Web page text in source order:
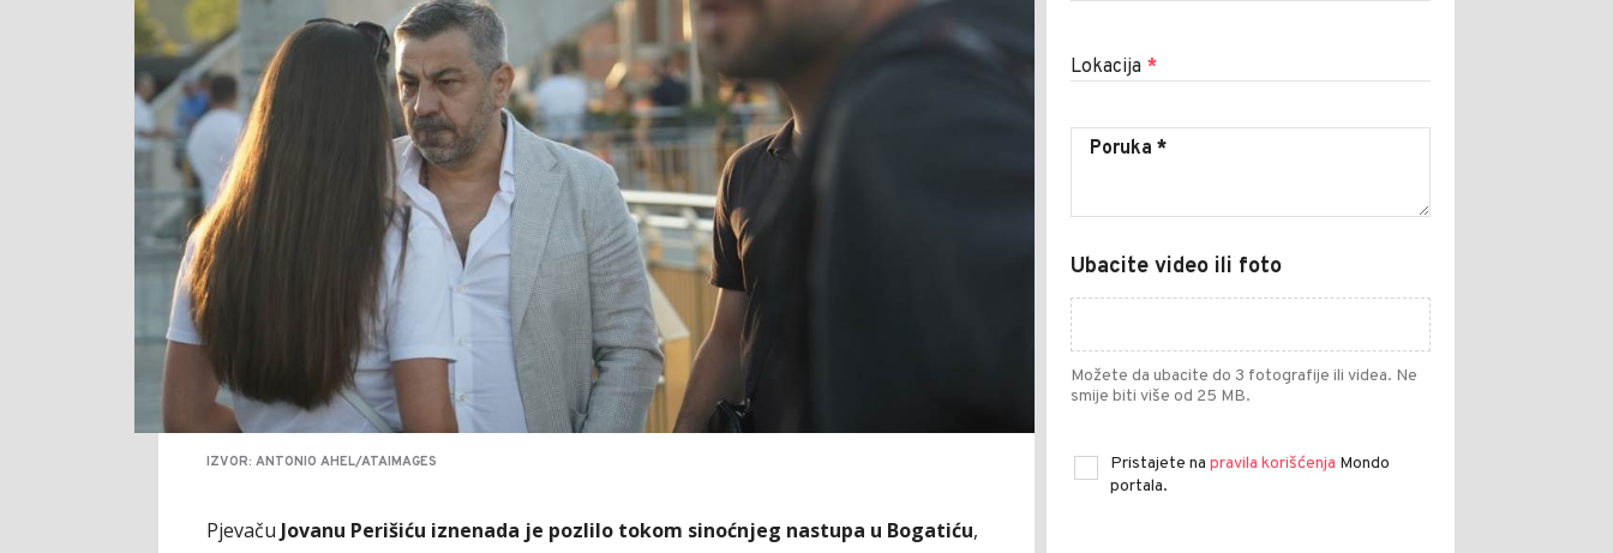
IZVOR: ANTONIO AHEL/ATAIMAGES
Pjevaču Jovanu Perišiću iznenada je pozlilo tokom sinoćnjeg nastupa u Bogatiću,
Lokacija *
Ubacite video ili foto
Možete da ubacite do 3 fotografije ili videa. Ne
smije biti više od 25 MB.
Pristajete na pravila korišćenja Mondo
portala.